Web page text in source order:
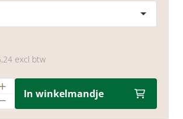
excl btw
In winkelmandje